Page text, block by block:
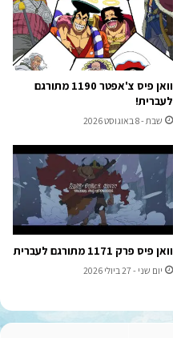
וואן פיס צ'אפטר 1190 מתורגם
לעברית!
שבת - 8 באוגוסט 2026
וואן פיס פרק 1171 מתורגם לעברית
יום שני - 27 ביולי 2026